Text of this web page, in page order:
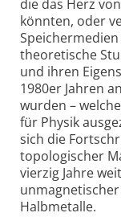
die das Herz
könnten, oder
theoretische
und ihren
1980er Jahren
wurden –
für Physik
sich die
topologischer
vierzig Jahre
Halbmetalle.